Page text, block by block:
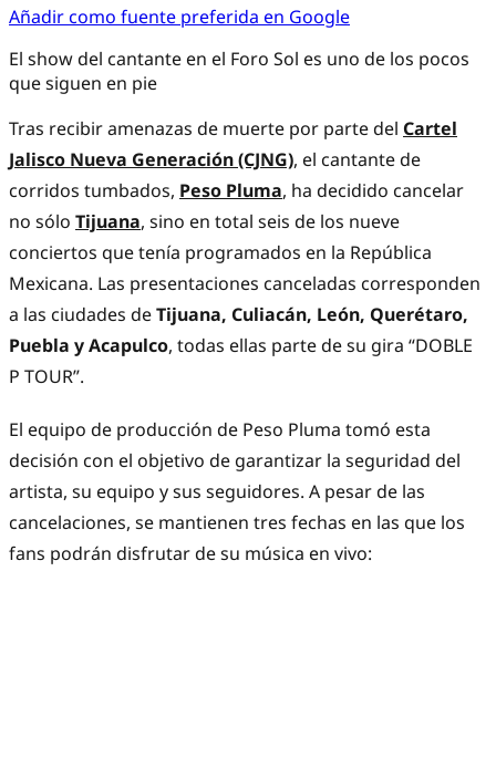
Añadir como fuente preferida en Google
El show del cantante en el Foro Sol es uno de los pocos
que siguen en pie
Tras recibir amenazas de muerte por parte del Cartel
Jalisco Nueva Generación (CJNG), el cantante de
corridos tumbados, Peso Pluma, ha decidido cancelar
no sólo Tijuana, sino en total seis de los nueve
conciertos que tenía programados en la República
Mexicana. Las presentaciones canceladas corresponden
a las ciudades deTijuana, Culiacán, León, Querétaro,
Puebla y Acapulco, todas ellas parte de su gira “DOBLE
P TOUR”.
El equipo de producción de Peso Pluma tomó esta
decisión con el objetivo de garantizar la seguridad del
artista, su equipo y sus seguidores. A pesar de las
cancelaciones, se mantienen tres fechas en las que los
fans podrán disfrutar de su música en vivo: